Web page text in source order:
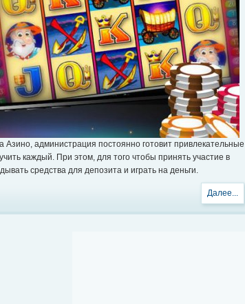
Азино, администрация постоянно готовит привлекательные
каждый. При этом, для того чтобы принять участие в
средства для депозита и играть на деньги.
Далее...